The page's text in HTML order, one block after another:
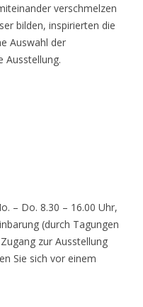
verschmelzen
bilden, inspirierten die
Auswahl der
Ausstellung.
– Do. 8.30 – 16.00 Uhr,
(durch Tagungen
zur Ausstellung
Sie sich vor einem